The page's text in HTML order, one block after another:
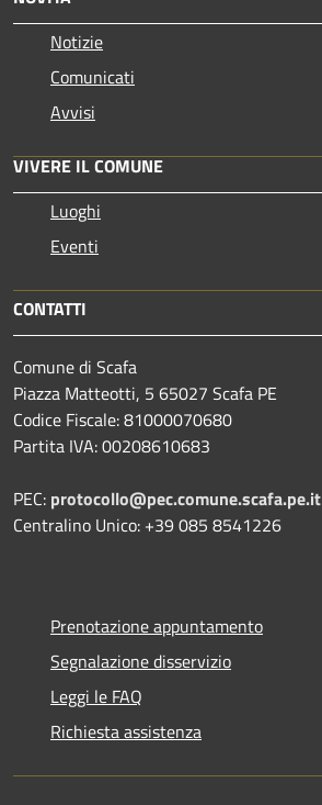
Notizie
Comunicati
Avvisi
VIVERE IL COMUNE
Luoghi
Eventi
CONTATTI
Comune di Scafa
Piazza Matteotti, 5 65027 Scafa PE
Codice Fiscale: 81000070680
Partita IVA: 00208610683
PEC: protocollo@pec.comune.scafa.pe.it
Centralino Unico: +39 085 8541226
Prenotazione appuntamento
Segnalazione disservizio
Leggi le FAQ
Richiesta assistenza